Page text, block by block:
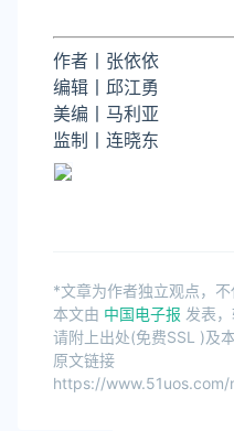
作者丨张依依
编辑丨 邱江勇
美编丨马利亚
监制丨连晓东
*文章为作者独立观点，
本文由 中国电子报 发表
请附上出处(免费SSL )及本
原文链接
https://